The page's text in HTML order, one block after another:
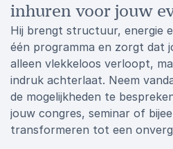
inhuren voor jouw
Hij brengt structuur, energie
één programma en zorgt dat
alleen vlekkeloos verloopt,
indruk achterlaat. Neem
de mogelijkheden te
jouw congres, seminar of
transformeren tot een